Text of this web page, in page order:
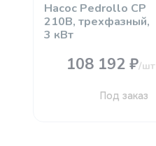
Насос Pedrollo CР
210В, трехфазный,
3 кВт
108 192 ₽/шт
Под заказ